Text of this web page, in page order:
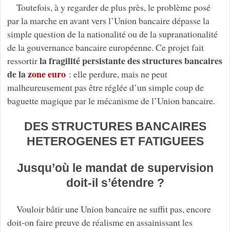
Toutefois, à y regarder de plus près, le problème posé
par la marche en avant vers l’Union bancaire dépasse la
simple question de la nationalité ou de la supranationalité
de la gouvernance bancaire européenne. Ce projet fait
ressortirla fragilité persistante des structures bancaires
de lazone euro: elle perdure, mais ne peut
malheureusement pas être réglée d’un simple coup de
baguette magique par le mécanisme de l’Union bancaire.
DES STRUCTURES BANCAIRES
HETEROGENES ET FATIGUEES
Jusqu’où le mandat de supervision
doit-il s’étendre ?
Vouloir bâtir une Union bancaire ne suffit pas, encore
doit-on faire preuve de réalisme en assainissant les